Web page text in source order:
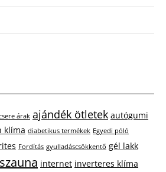
árak ajándék ötletek autógumi
klíma diabetikus termékek Egyedi póló
Fordítás gyulladáscsökkentő gél lakk
internet inverteres klíma